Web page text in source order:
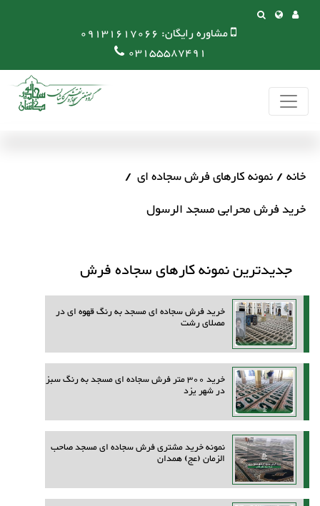
مشاوره رایگان: 09131617066
03155587491
خانه نمونه کارهای فرش سجاده ای
خرید فرش محرابی مسجد الرسول
جدیدترین نمونه کارهای سجاده فرش
خرید فرش سجاده ای مسجد به رنگ قهوه ای در
مصلای رشت
خرید 300 متر فرش سجاده ای مسجد به رنگ سبز
در شهر یزد
نمونه خرید مشتری فرش سجاده ای مسجد صاحب
الزمان (عج) همدان